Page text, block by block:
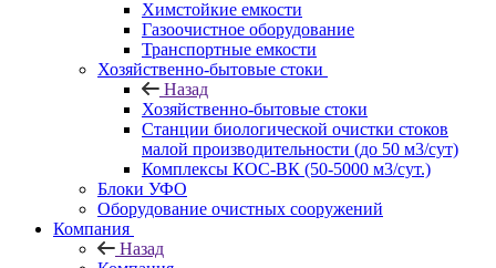
Химстойкие емкости
Газоочистное оборудование
Транспортные емкости
Хозяйственно-бытовые стоки
Назад
Хозяйственно-бытовые стоки
Станции биологической очистки стоков
малой производительности (до 50 м3/сут)
Комплексы КОС-ВК (50-5000 м3/сут.)
Блоки УФО
Оборудование очистных сооружений
Компания
Назад